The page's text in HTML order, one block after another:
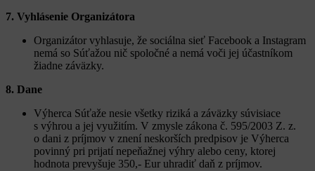
7. Vyhlásenie Organizátora
Organizátor vyhlasuje, že sociálna sieť Facebook a Instagram
nemá so Súťažou nič spoločné a nemá voči jej účastníkom
žiadne záväzky.
8. Dane
Výherca Súťaže nesie všetky riziká a záväzky súvisiace
s výhrou a jej využitím. V zmysle zákona č. 595/2003 Z. z.
o dani z príjmov v znení neskorších predpisov je Výherca
povinný pri prijatí nepeňažnej výhry alebo ceny, ktorej
hodnota prevyšuje 350,- Eur uhradiť daň z príjmov.